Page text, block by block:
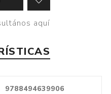
aquí
9788494639906